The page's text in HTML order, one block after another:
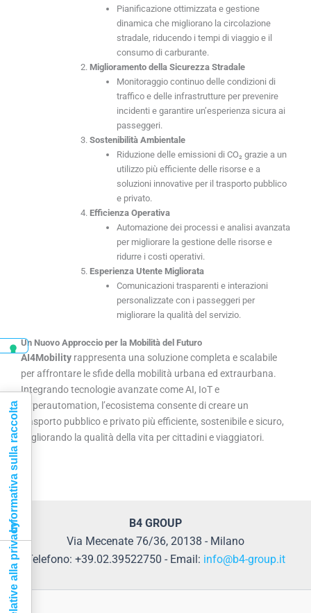
Pianificazione ottimizzata e gestione
dinamica che migliorano la circolazione
stradale, riducendo i tempi di viaggio e il
consumo di carburante.
Miglioramento della Sicurezza Stradale
Monitoraggio continuo delle condizioni di
traffico e delle infrastrutture per prevenire
incidenti e garantire un’esperienza sicura ai
passeggeri.
Sostenibilità Ambientale
Riduzione delle emissioni di CO₂ grazie a un
utilizzo più efficiente delle risorse e a
soluzioni innovative per il trasporto pubblico
e privato.
Efficienza Operativa
Automazione dei processi e analisi avanzata
per migliorare la gestione delle risorse e
ridurre i costi operativi.
Esperienza Utente Migliorata
Comunicazioni trasparenti e interazioni
personalizzate con i passeggeri per
migliorare la qualità del servizio.
Un Nuovo Approccio per la Mobilità del Futuro
AI4Mobility rappresenta una soluzione completa e scalabile
per affrontare le sfide della mobilità urbana ed extraurbana.
Integrando tecnologie avanzate come AI, IoT e
Hyperautomation, l’ecosistema consente di creare un
trasporto pubblico e privato più efficiente, sostenibile e sicuro,
migliorando la qualità della vita per cittadini e viaggiatori.
B4 GROUP
Via Mecenate 76/36, 20138 - Milano
Telefono: +39.02.39522750 - Email: info@b4-group.it
Informativa sulla raccolta